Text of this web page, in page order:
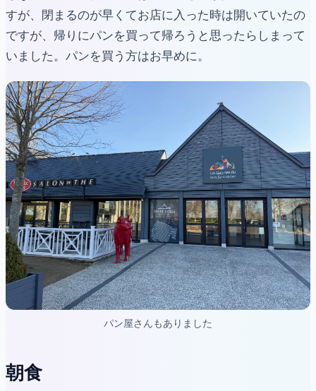
すが、閉まるのが早くてお店に入った時は開いていたの
ですが、帰りにパンを買って帰ろうと思ったらしまって
いました。パンを買う方はお早めに。
パン屋さんもありました
朝食